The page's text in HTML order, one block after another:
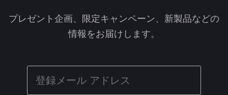
プレゼント企画、限定キャンペーン、新製品などの
情報をお届けします。